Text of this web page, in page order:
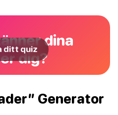
dina
dig?
ditt quiz
Generator